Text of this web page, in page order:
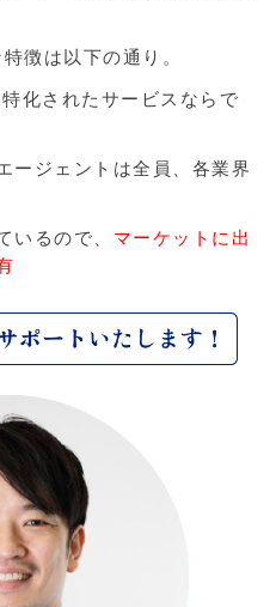
徴は以下の通り。
化されたサービスならで
ージェントは全員、各業界
いるので、 マーケットに出